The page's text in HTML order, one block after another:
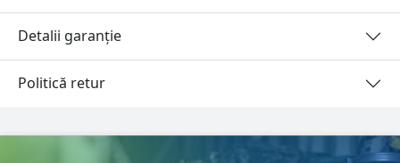
Detalii garanție
Politică retur